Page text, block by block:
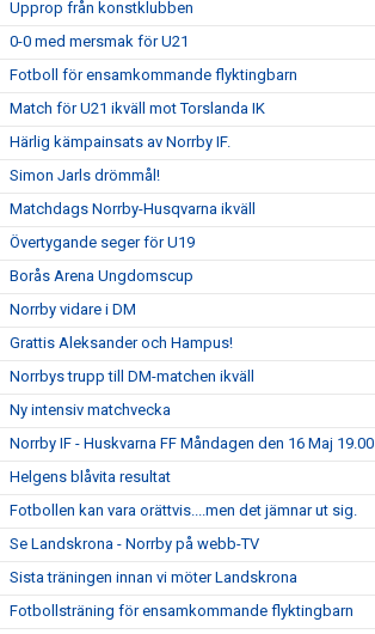
Upprop från konstklubben
0-0 med mersmak för U21
Fotboll för ensamkommande flyktingbarn
Match för U21 ikväll mot Torslanda IK
Härlig kämpainsats av Norrby IF.
Simon Jarls drömmål!
Matchdags Norrby-Husqvarna ikväll
Övertygande seger för U19
Borås Arena Ungdomscup
Norrby vidare i DM
Grattis Aleksander och Hampus!
Norrbys trupp till DM-matchen ikväll
Ny intensiv matchvecka
Norrby IF - Huskvarna FF Måndagen den 16 Maj 19.00
Helgens blåvita resultat
Fotbollen kan vara orättvis....men det jämnar ut sig.
Se Landskrona - Norrby på webb-TV
Sista träningen innan vi möter Landskrona
Fotbollsträning för ensamkommande flyktingbarn